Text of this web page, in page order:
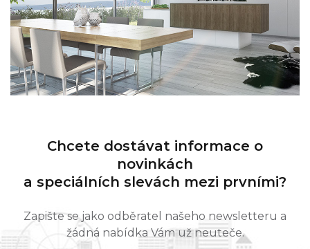
Chcete dostávat informace o
novinkách
a speciálních slevách mezi prvními?
Zapište se jako odběratel našeho newsletteru a
žádná nabídka Vám už neuteče.